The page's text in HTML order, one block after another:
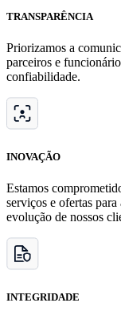
TRANSPARÊNCIA
Priorizamos a
parceiros e
confiabilidade.
INOVAÇÃO
Estamos
serviços e ofertas para
evolução de nossos
INTEGRIDADE